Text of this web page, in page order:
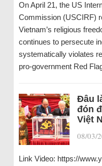
On April 21, the US
Commission (USCIRF)
Vietnam’s religious
continues to persecute
systematically violates
pro-government Red
Đâu
đón
Việt
08/03/
Link Video: https://